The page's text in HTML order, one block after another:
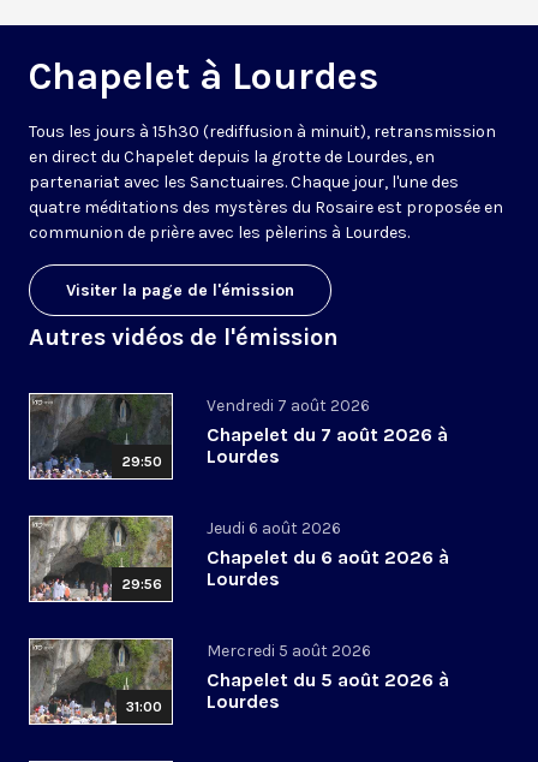
Chapelet à Lourdes
Tous les jours à 15h30 (rediffusion à minuit), retransmission
en direct du Chapelet depuis la grotte de Lourdes, en
partenariat avec les Sanctuaires. Chaque jour, l'une des
quatre méditations des mystères du Rosaire est proposée en
communion de prière avec les pèlerins à Lourdes.
Visiter la page de l'émission
Autres vidéos de l'émission
29:50
Vendredi 7 août 2026
Chapelet du 7 août 2026 à
Lourdes
29:56
Jeudi 6 août 2026
Chapelet du 6 août 2026 à
Lourdes
31:00
Mercredi 5 août 2026
Chapelet du 5 août 2026 à
Lourdes